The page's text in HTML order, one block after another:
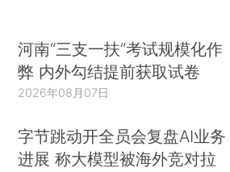
河南“三支一扶”考试规模化作
弊 内外勾结提前获取试卷
2026年08月07日
字节跳动开全员会复盘AI业务
进展 称大模型被海外竞对拉